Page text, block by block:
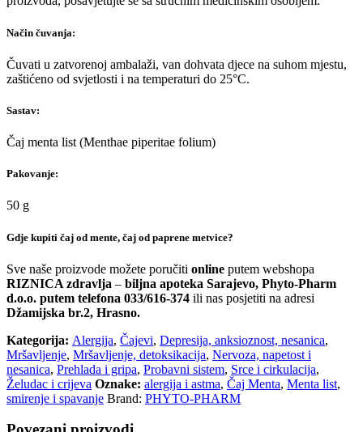
Način čuvanja:
Čuvati u zatvorenoj ambalaži, van dohvata djece na suhom mjestu,
zaštićeno od svjetlosti i na temperaturi do 25°C.
Sastav:
Čaj menta list (Menthae piperitae folium)
Pakovanje:
50 g
Gdje kupiti čaj od mente, čaj od paprene metvice?
Sve naše proizvode možete poručiti online putem webshopa
RIZNICA zdravlja – biljna apoteka Sarajevo, Phyto-Pharm
d.o.o. putem telefona 033/616-374 ili nas posjetiti na adresi
Džamijska br.2, Hrasno.
Kategorija: Alergija, Čajevi, Depresija, anksioznost, nesanica,
Mršavljenje, Mršavljenje, detoksikacija, Nervoza, napetost i
nesanica, Prehlada i gripa, Probavni sistem, Srce i cirkulacija,
Želudac i crijeva Oznake: alergija i astma, Čaj Menta, Menta list,
smirenje i spavanje Brand: PHYTO-PHARM